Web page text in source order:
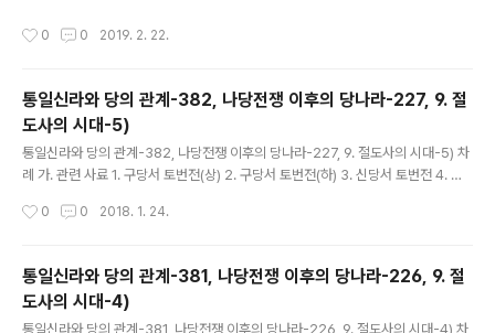
0 0 2019. 2. 22.
통일신라와 당의 관계-382, 나당전쟁 이후의 당나라-227, 9. 절
도사의 시대-5)
통일신라와 당의 관계-382, 나당전쟁 이후의 당나라-227, 9. 절도사의 시대-5) 차
례 가. 관련 사료 1. 구당서 토번전(상) 2. 구당서 토번전(하) 3. 신당서 토번전 4. 구
란전 9. 신당서 거란전 10. 구당서 발해전 11. 신..
0 0 2018. 1. 24.
통일신라와 당의 관계-381, 나당전쟁 이후의 당나라-226, 9. 절
도사의 시대-4)
통일신라와 당의 관계-381, 나당전쟁 이후의 당나라-226, 9. 절도사의 시대-4) 차